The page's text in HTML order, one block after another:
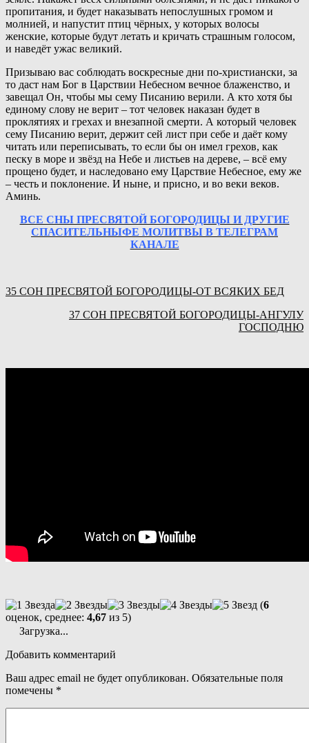
пропитания, и будет наказывать непослушных громом и
молнией, и напустит птиц чёрных, у которых волосы
женские, которые будут летать и кричать страшным голосом,
и наведёт ужас великий.
Призываю вас соблюдать воскресные дни по-христиански, за
то даст нам Бог в Царствии Небесном вечное блаженство, и
завещал Он, чтобы мы сему Писанию верили. А кто хотя бы
единому слову не верит – тот человек наказан будет в
проклятиях и грехах и внезапной смерти. А который человек
сему Писанию верит, держит сей лист при себе и даёт кому
читать или переписывать, то если бы он имел грехов, как
песку в море и звёзд на Небе и листьев на дереве, – всё ему
прощено будет, и наследовано ему Царствие Небесное, ему же
– честь и поклонение. И ныне, и присно, и во веки веков.
Аминь.
ВСЕ СНЫ ПРЕСВЯТОЙ БОГОРОДИЦЫ И ДРУГИЕ
СПАСИТЕЛЬНЫФЕ МОЛИТВЫ В ТЕЛЕГРАМ
КАНАЛЕ
35 СОН ПРЕСВЯТОЙ БОГОРОДИЦЫ-ОТ ВСЯКИХ БЕД
37 СОН ПРЕСВЯТОЙ БОГОРОДИЦЫ-АНГУЛУ
ГОСПОДНЮ
(6
оценок, среднее: 4,67 из 5)
Загрузка...
Добавить комментарий
Ваш адрес email не будет опубликован. Обязательные поля
помечены *